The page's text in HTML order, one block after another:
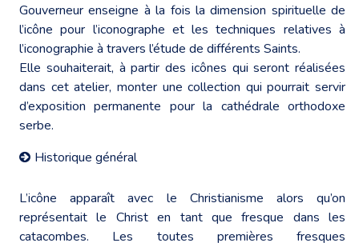
Gouverneur enseigne à la fois la dimension spirituelle de
l’icône pour l’iconographe et les techniques relatives à
l’iconographie à travers l’étude de différents Saints.
Elle souhaiterait, à partir des icônes qui seront réalisées
dans cet atelier, monter une collection qui pourrait servir
d’exposition permanente pour la cathédrale orthodoxe
serbe.
Historique général
L’icône apparaît avec le Christianisme alors qu’on
représentait le Christ en tant que fresque dans les
catacombes. Les toutes premières fresques